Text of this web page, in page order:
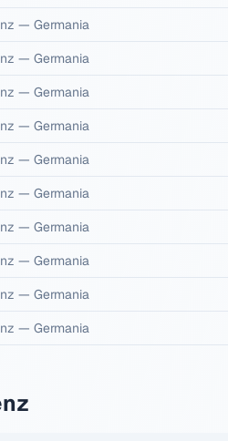
— Germania
— Germania
— Germania
— Germania
— Germania
— Germania
— Germania
— Germania
— Germania
— Germania